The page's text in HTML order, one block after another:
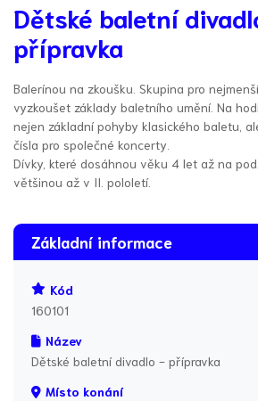
Dětské baletní
přípravka
Balerínou na zkoušku. Skupina pro
vyzkoušet základy baletního umění. Na
nejen základní pohyby klasického baletu,
čísla pro společné koncerty.
Dívky, které dosáhnou věku 4 let až na
většinou až v II. pololetí.
Základní informace
Kód
160101
Název
Dětské baletní divadlo - přípravka
Místo konání